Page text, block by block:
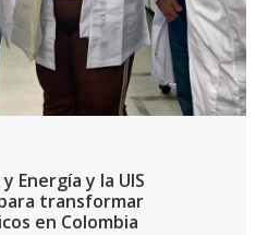
Energía y la UIS
transformar
en Colombia